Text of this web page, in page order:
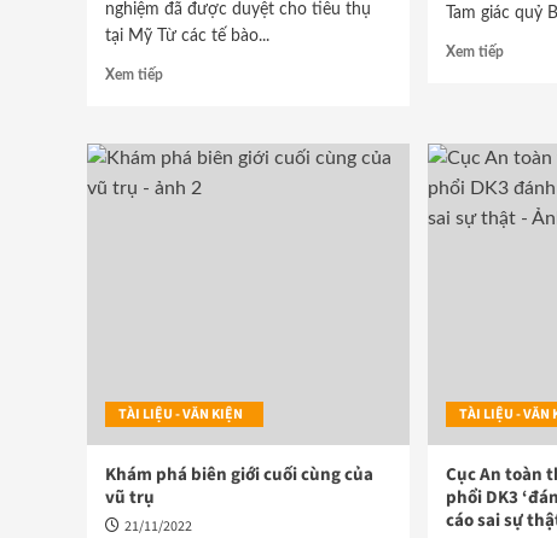
nghiệm đã được duyệt cho tiêu thụ
tại Mỹ Từ các tế bào...
Xem tiếp
Tam giác quỷ
Xem tiếp
TÀI LIỆU - VĂN KIỆN
Khám phá biên giới cuối cùng của
vũ trụ
21/11/2022
TÀI LIỆU - VĂN
Cục An toàn
phổi DK3
cáo sai sự